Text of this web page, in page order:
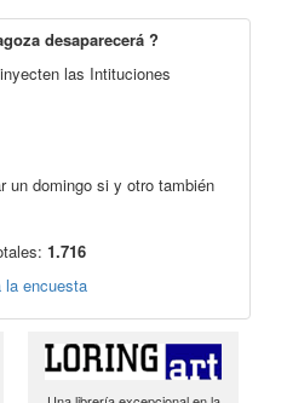
desaparecerá ?
las Intituciones
un domingo si y otro también
1.716
la encuesta